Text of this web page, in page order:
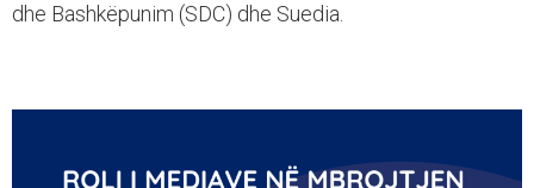
dhe Bashkëpunim (SDC) dhe Suedia.